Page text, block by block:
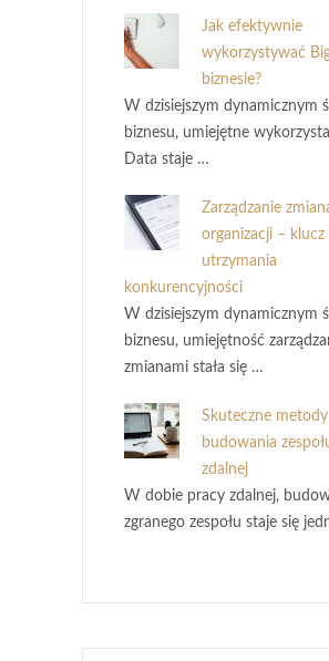
Jak efektywnie
wykorzystywać
biznesie?
W dzisiejszym dynamicznym
biznesu, umiejętne
Data staje …
Zarządzanie
organizacji – klucz
utrzymania
konkurencyjności
W dzisiejszym dynamicznym
biznesu, umiejętność
zmianami stała się …
Skuteczne metody
budowania
zdalnej
W dobie pracy zdalnej,
zgranego zespołu staje się